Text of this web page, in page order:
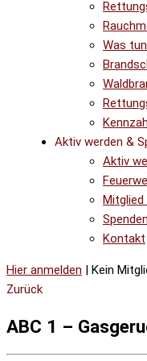
Was
Aktiv werden &
Aktiv
Mitglied
Spenden
Kontakt
Hier anmelden | Kein
Zurück
ABC 1 –